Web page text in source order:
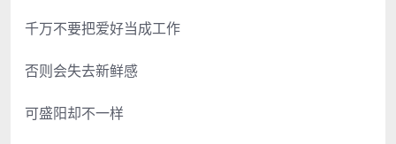
千万不要把爱好当成工作
否则会失去新鲜感
可盛阳却不一样